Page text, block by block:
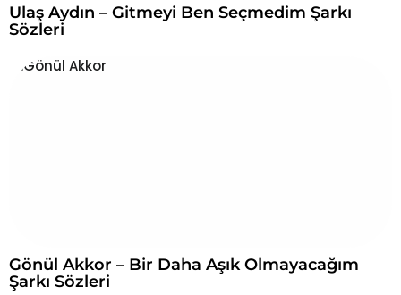
Ulaş Aydın – Gitmeyi Ben Seçmedim Şarkı
Sözleri
Gönül Akkor – Bir Daha Aşık Olmayacağım
Şarkı Sözleri